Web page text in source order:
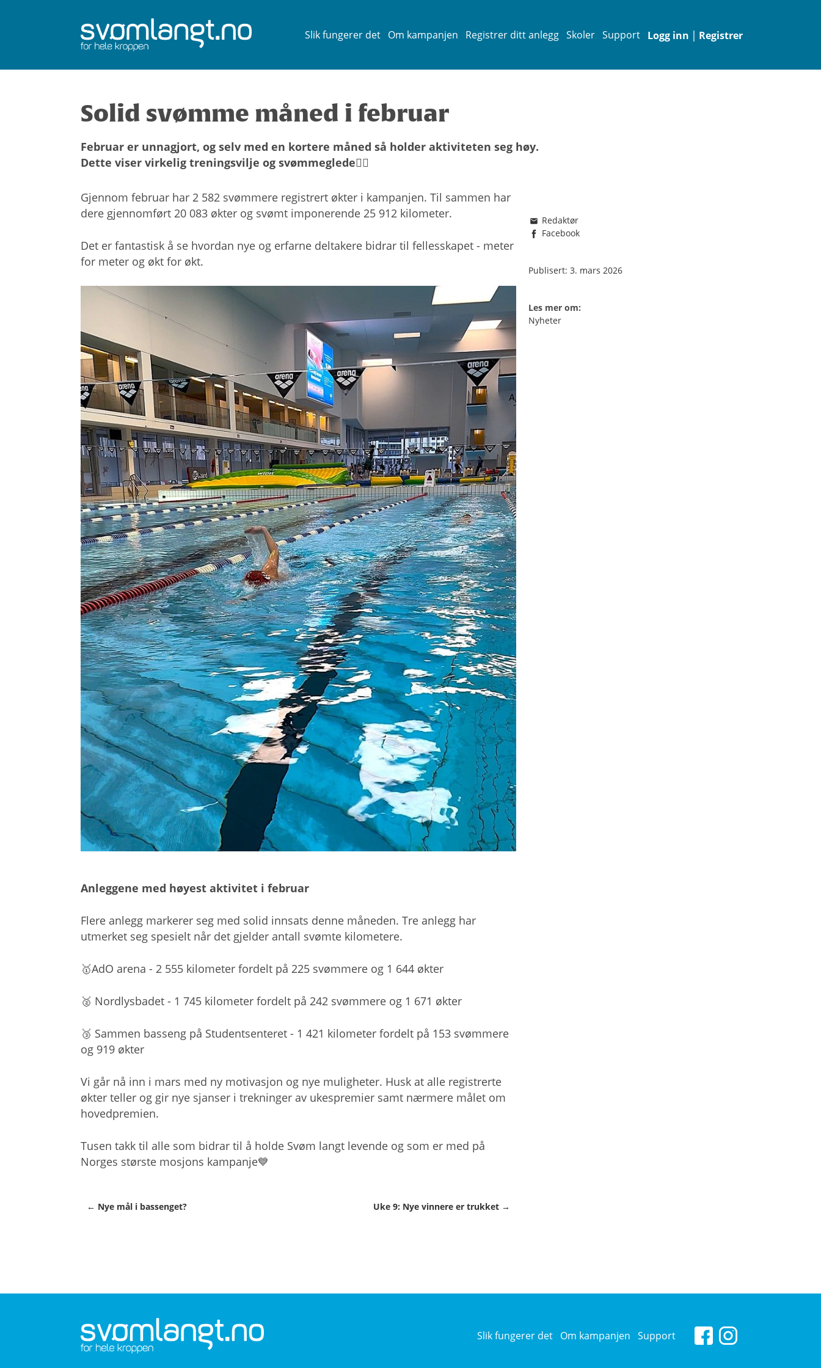
Slik fungerer det Om kampanjen Registrer ditt anlegg Skoler Support Logg inn | Registrer
Solid svømme måned i februar
Februar er unnagjort, og selv med en kortere måned så holder aktiviteten seg høy.
Dette viser virkelig treningsvilje og svømmeglede🏊‍♂️
Gjennom februar har 2 582 svømmere registrert økter i kampanjen. Til sammen har
dere gjennomført 20 083 økter og svømt imponerende 25 912 kilometer.
Det er fantastisk å se hvordan nye og erfarne deltakere bidrar til fellesskapet - meter
for meter og økt for økt.
Anleggene med høyest aktivitet i februar
Flere anlegg markerer seg med solid innsats denne måneden. Tre anlegg har
utmerket seg spesielt når det gjelder antall svømte kilometere.
🥇AdO arena - 2 555 kilometer fordelt på 225 svømmere og 1 644 økter
🥈 Nordlysbadet - 1 745 kilometer fordelt på 242 svømmere og 1 671 økter
🥉 Sammen basseng på Studentsenteret - 1 421 kilometer fordelt på 153 svømmere
og 919 økter
Vi går nå inn i mars med ny motivasjon og nye muligheter. Husk at alle registrerte
økter teller og gir nye sjanser i trekninger av ukespremier samt nærmere målet om
hovedpremien.
Tusen takk til alle som bidrar til å holde Svøm langt levende og som er med på
Norges største mosjons kampanje💙
← Nye mål i bassenget? Uke 9: Nye vinnere er trukket →
Redaktør
Facebook
Publisert: 3. mars 2026
Les mer om:
Nyheter
Slik fungerer det Om kampanjen Support